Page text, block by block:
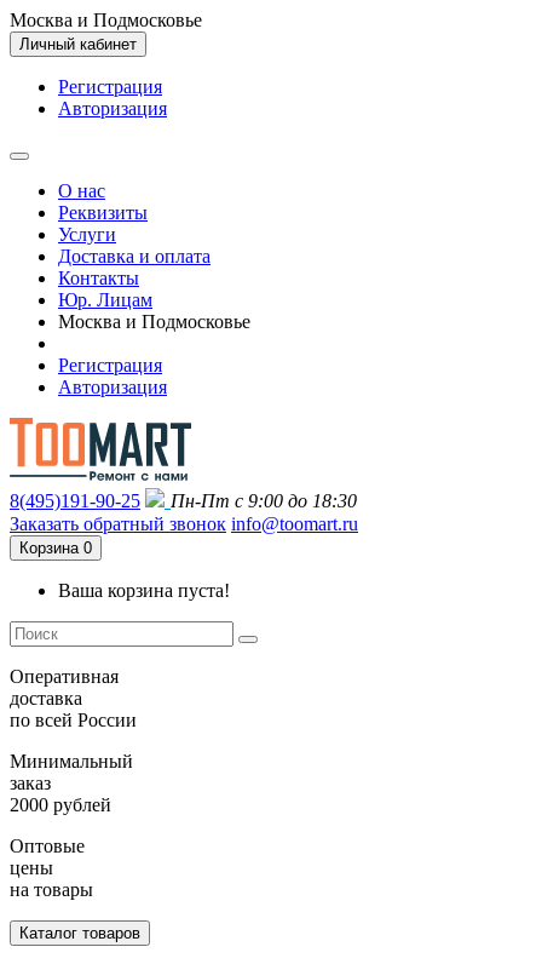
Москва и Подмосковье
Личный кабинет
Регистрация
Авторизация
О нас
Реквизиты
Услуги
Доставка и оплата
Контакты
Юр. Лицам
Москва и Подмосковье
Регистрация
Авторизация
8(495)191-90-25
Пн-Пт с 9:00 до 18:30
Заказать обратный звонок info@toomart.ru
Корзина 0
Ваша корзина пуста!
Оперативная
доставка
по всей России
Минимальный
заказ
2000 рублей
Оптовые
цены
на товары
Каталог товаров